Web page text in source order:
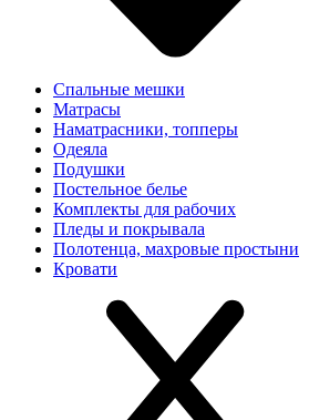
Спальные мешки
Матрасы
Наматрасники, топперы
Одеяла
Подушки
Постельное белье
Комплекты для рабочих
Пледы и покрывала
Полотенца, махровые простыни
Кровати